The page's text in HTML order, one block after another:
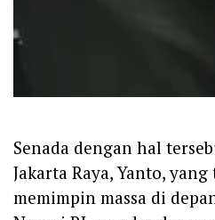
‎Senada dengan hal
Jakarta Raya, Yanto,
memimpin massa di